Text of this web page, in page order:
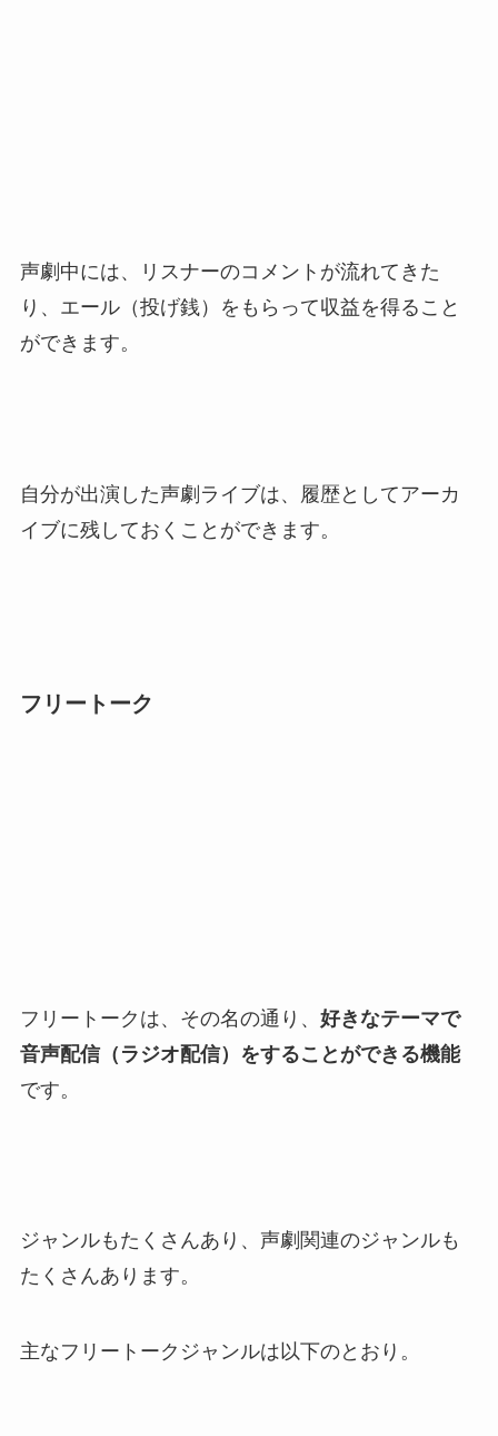
声劇中には、リスナーのコメントが流れてきた
り、エール（投げ銭）をもらって収益を得ること
ができます。
自分が出演した声劇ライブは、履歴としてアーカ
イブに残しておくことができます。
フリートーク
フリートークは、その名の通り、 好きなテーマで
音声配信（ラジオ配信）をすることができる機能
です。
ジャンルもたくさんあり、声劇関連のジャンルも
たくさんあります。
主なフリートークジャンルは以下のとおり。